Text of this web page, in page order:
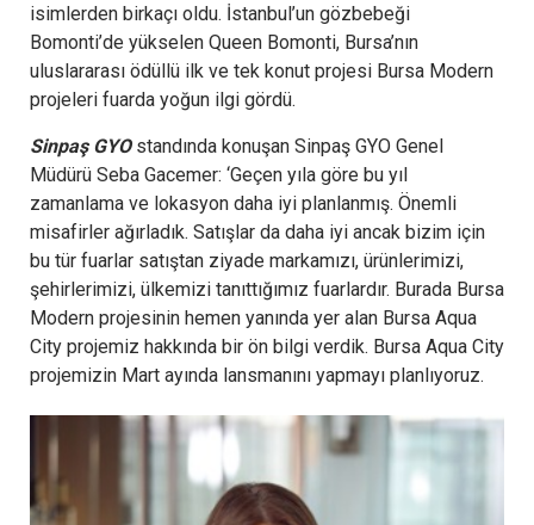
isimlerden birkaçı oldu. İstanbul’un gözbebeği
Bomonti’de yükselen Queen Bomonti, Bursa’nın
uluslararası ödüllü ilk ve tek konut projesi Bursa Modern
projeleri fuarda yoğun ilgi gördü.
Sinpaş GYOstandında konuşan Sinpaş GYO Genel
Müdürü Seba Gacemer: ‘Geçen yıla göre bu yıl
zamanlama ve lokasyon daha iyi planlanmış. Önemli
misafirler ağırladık. Satışlar da daha iyi ancak bizim için
bu tür fuarlar satıştan ziyade markamızı, ürünlerimizi,
şehirlerimizi, ülkemizi tanıttığımız fuarlardır. Burada Bursa
Modern projesinin hemen yanında yer alan Bursa Aqua
City projemiz hakkında bir ön bilgi verdik. Bursa Aqua City
projemizin Mart ayında lansmanını yapmayı planlıyoruz.